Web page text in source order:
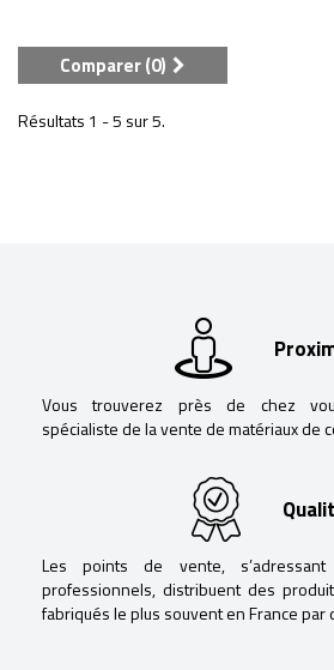
Comparer (0)
Résultats 1 - 5 sur 5.
Vous trouverez près de chez
spécialiste de la vente de matériaux de
Les points de vente, s’adressant
professionnels, distribuent des
fabriqués le plus souvent en France par